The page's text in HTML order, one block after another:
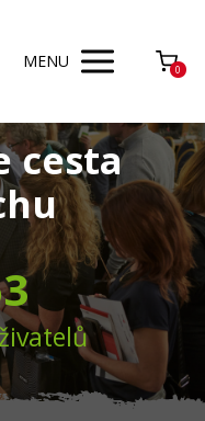
MENU 0
cesta